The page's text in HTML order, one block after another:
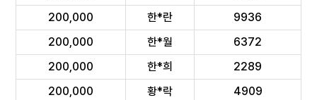
200,000
한*란
9936
200,000
한*월
6372
200,000
한*희
2289
200,000
황*락
4909